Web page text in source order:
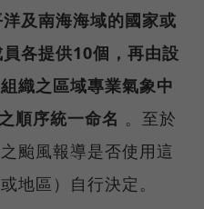
及南海海域的國家或
各提供10個，再由設
織之區域專業氣象中
順序統一命名 。至於
颱風報導是否使用這
地區）自行決定。